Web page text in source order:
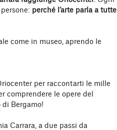
perché l’arte parla a tutte
come in museo, aprendo le
per raccontarti le mille
comprendere le opere del
di Bergamo!
Carrara, a due passi da